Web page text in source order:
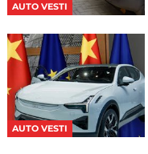
AUTO VESTI
AUTO VESTI